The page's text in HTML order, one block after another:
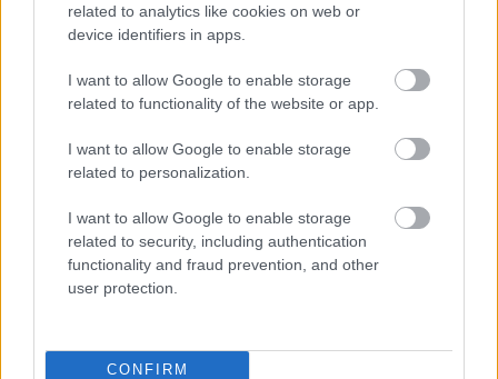
related to analytics like cookies on web or
device identifiers in apps.
I want to allow Google to enable storage
related to functionality of the website or app.
I want to allow Google to enable storage
related to personalization.
I want to allow Google to enable storage
related to security, including authentication
functionality and fraud prevention, and other
user protection.
CONFIRM
Môj dom 07-08/2026